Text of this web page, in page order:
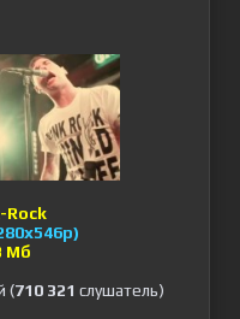
Rock
Мб
(710 321 слушатель)